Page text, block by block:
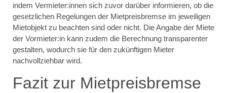
indem Vermieter:innen sich zuvor darüber informieren, ob die
gesetzlichen Regelungen der Mietpreisbremse im jeweiligen
Mietobjekt zu beachten sind oder nicht. Die Angabe der Miete
der Vormieter:in kann zudem die Berechnung transparenter
gestalten, wodurch sie für den zukünftigen Mieter
nachvollziehbar wird.
Fazit zur Mietpreisbremse